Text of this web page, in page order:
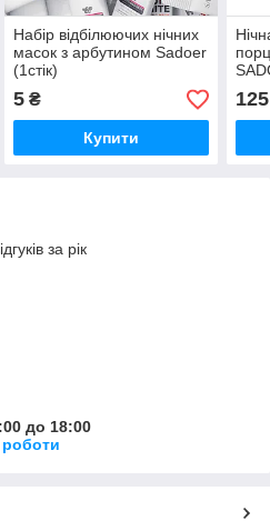
Набір відбілюючих нічних
масок з арбутином Sadoer
(1стік)
5₴
Купити
125
за рік
до 18:00
роботи